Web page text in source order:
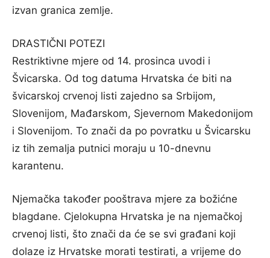
izvan granica zemlje.
DRASTIČNI POTEZI
Restriktivne mjere od 14. prosinca uvodi i
Švicarska. Od tog datuma Hrvatska će biti na
švicarskoj crvenoj listi zajedno sa Srbijom,
Slovenijom, Mađarskom, Sjevernom Makedonijom
i Slovenijom. To znači da po povratku u Švicarsku
iz tih zemalja putnici moraju u 10-dnevnu
karantenu.
Njemačka također pooštrava mjere za božićne
blagdane. Cjelokupna Hrvatska je na njemačkoj
crvenoj listi, što znači da će se svi građani koji
dolaze iz Hrvatske morati testirati, a vrijeme do